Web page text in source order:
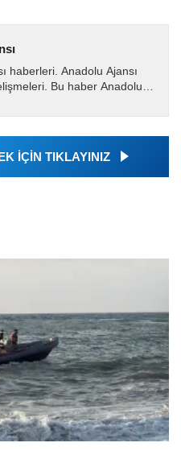
haberleri. Anadolu Ajansı
Bu haber Anadolu
İÇİN TIKLAYINIZ